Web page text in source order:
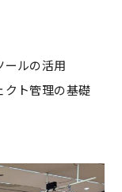
ールの活用
クト管理の基礎